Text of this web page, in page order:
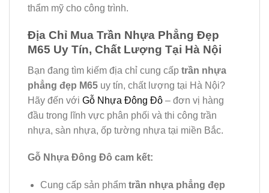
thẩm mỹ cho công trình.
Địa Chỉ Mua Trần Nhựa Phẳng Đẹp
M65 Uy Tín, Chất Lượng Tại Hà Nội
Bạn đang tìm kiếm địa chỉ cung cấp trần nhựa
phẳng đẹp M65 uy tín, chất lượng tại Hà Nội?
Hãy đến với Gỗ Nhựa Đông Đô – đơn vị hàng
đầu trong lĩnh vực phân phối và thi công trần
nhựa, sàn nhựa, ốp tường nhựa tại miền Bắc.
Gỗ Nhựa Đông Đô cam kết:
Cung cấp sản phẩm trần nhựa phẳng đẹp